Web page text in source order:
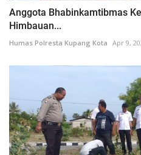
Anggota Bhabinkamtibmas
Himbauan...
Humas Polresta Kupang Kota Apr 9,